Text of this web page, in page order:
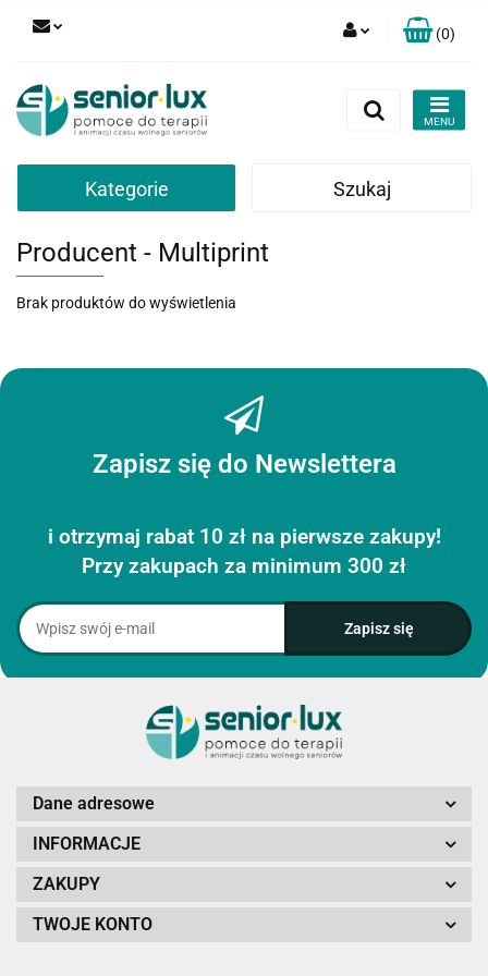
Zarejestruj się
Zgody cookies
(0)
Kategorie Szukaj
Producent - Multiprint
Brak produktów do wyświetlenia
Zapisz się do Newslettera
i otrzymaj rabat 10 zł na pierwsze zakupy!
Przy zakupach za minimum 300 zł
Dane adresowe
INFORMACJE
ZAKUPY
TWOJE KONTO